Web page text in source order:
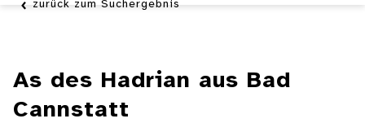
zurück zum Suchergebnis
As des Hadrian aus Bad
Cannstatt